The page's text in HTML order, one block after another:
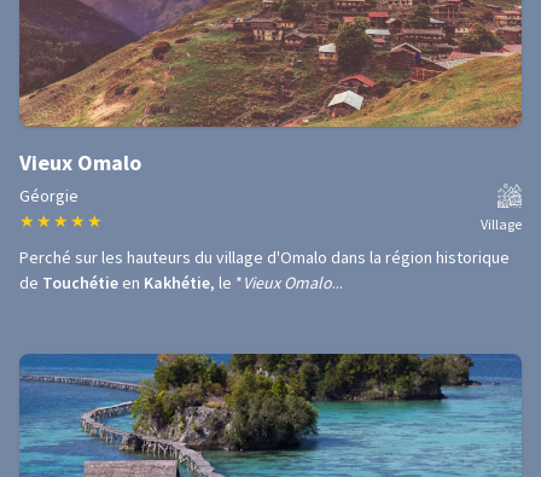
Vieux Omalo
Géorgie
★ ★ ★ ★ ★ Village
Perché sur les hauteurs du village d'Omalo dans la région historique
de Touchétie en Kakhétie, le *Vieux Omalo...